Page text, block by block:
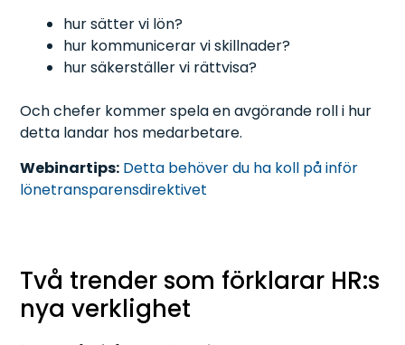
hur sätter vi lön?
hur kommunicerar vi skillnader?
hur säkerställer vi rättvisa?
Och chefer kommer spela en avgörande roll i hur
detta landar hos medarbetare.
Webinartips: Detta behöver du ha koll på inför
lönetransparensdirektivet
Två trender som förklarar HR:s
nya verklighet